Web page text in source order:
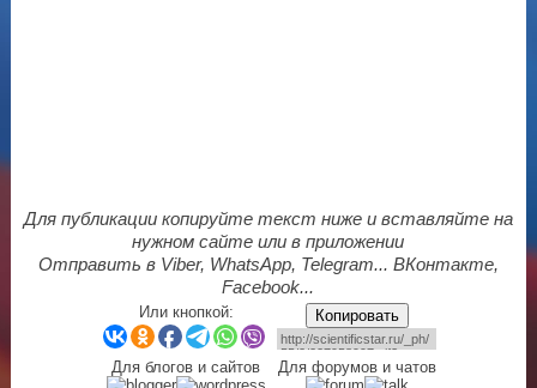
Для публикации копируйте текст ниже и вставляйте на
нужном сайте или в приложении
Отправить в Viber, WhatsApp, Telegram... ВКонтакте,
Facebook...
Или кнопкой: Копировать
Для блогов и сайтов Для форумов и чатов